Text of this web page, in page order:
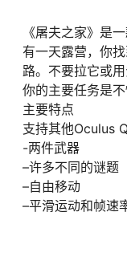
《屠夫之家》是
有一天露营，你
路。不要拉它或用
你的主要任务是不
主要特点
支持其他Oculus
-两件武器
–许多不同的谜题
–自由移动
–平滑运动和帧速